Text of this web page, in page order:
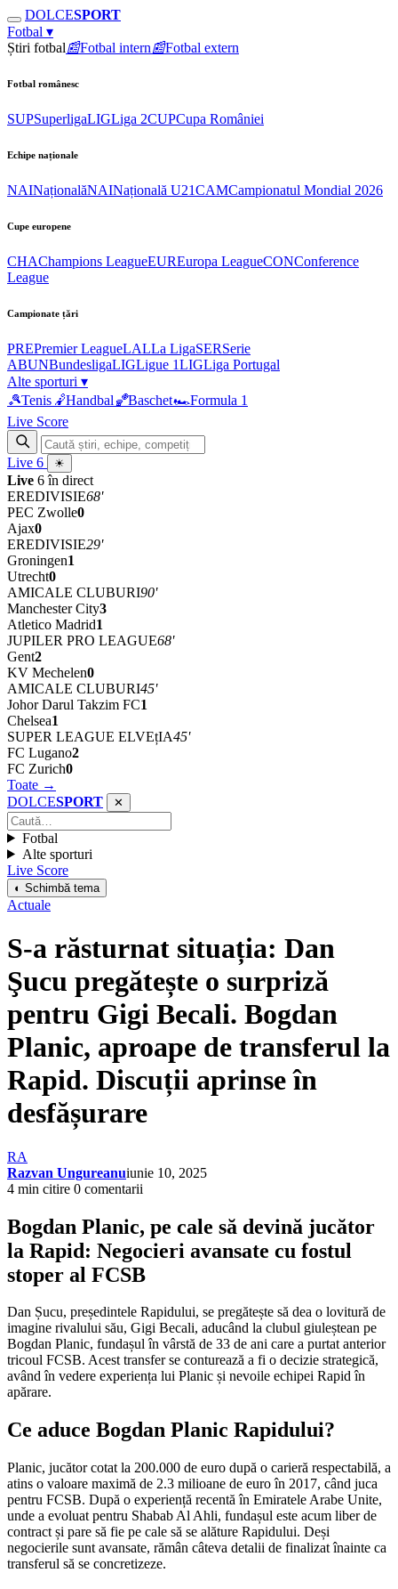
DOLCESPORT
Fotbal ▾
Știri fotbal📰Fotbal intern📰Fotbal extern
Fotbal românesc
SUPSuperligaLIGLiga 2CUPCupa României
Echipe naționale
NAINaționalăNAINațională U21CAMCampionatul Mondial 2026
Cupe europene
CHAChampions LeagueEUREuropa LeagueCONConference
League
Campionate țări
PREPremier LeagueLALLa LigaSERSerie
ABUNBundesligaLIGLigue 1LIGLiga Portugal
Alte sporturi ▾
🎾Tenis 🤾Handbal🏀Baschet🏎Formula 1
Live Score
Live 6 ☀
Live 6 în direct
EREDIVISIE68'
PEC Zwolle0
Ajax0
EREDIVISIE29'
Groningen1
Utrecht0
AMICALE CLUBURI90'
Manchester City3
Atletico Madrid1
JUPILER PRO LEAGUE68'
Gent2
KV Mechelen0
AMICALE CLUBURI45'
Johor Darul Takzim FC1
Chelsea1
SUPER LEAGUE ELVEțIA45'
FC Lugano2
FC Zurich0
Toate →
DOLCESPORT ✕
Fotbal
Alte sporturi
Live Score
◐ Schimbă tema
Actuale
S-a răsturnat situația: Dan
Şucu pregătește o surpriză
pentru Gigi Becali. Bogdan
Planic, aproape de transferul la
Rapid. Discuții aprinse în
desfășurare
RA
Razvan Ungureanuiunie 10, 2025
4 min citire 0 comentarii
Bogdan Planic, pe cale să devină jucător
la Rapid: Negocieri avansate cu fostul
stoper al FCSB
Dan Șucu, președintele Rapidului, se pregătește să dea o lovitură de
imagine rivalului său, Gigi Becali, aducând la clubul giuleștean pe
Bogdan Planic, fundașul în vârstă de 33 de ani care a purtat anterior
tricoul FCSB. Acest transfer se conturează a fi o decizie strategică,
având în vedere experiența lui Planic și nevoile echipei Rapid în
apărare.
Ce aduce Bogdan Planic Rapidului?
Planic, jucător cotat la 200.000 de euro după o carieră respectabilă, a
atins o valoare maximă de 2.3 milioane de euro în 2017, când juca
pentru FCSB. După o experiență recentă în Emiratele Arabe Unite,
unde a evoluat pentru Shabab Al Ahli, fundașul este acum liber de
contract și pare să fie pe cale să se alăture Rapidului. Deși
negocierile sunt avansate, rămân câteva detalii de finalizat înainte ca
transferul să se concretizeze.